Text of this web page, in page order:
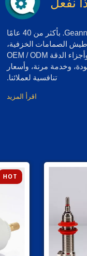
تتمتع Geann Industrial Co., Ltd. بأكثر من 40 عامًا
الصمامات الخزفية،
وصمامات السباكة، وأجزاء الدقة OEM / ODM
وخدمة مرنة، وأسعار
تنافسية لعملائنا.
اقرأ المزيد
HOT